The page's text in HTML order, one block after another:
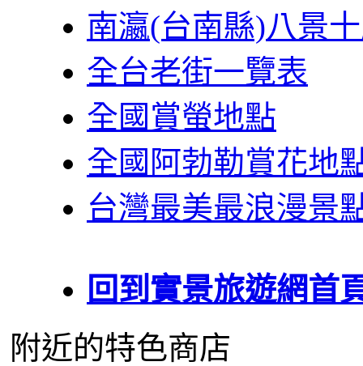
南瀛(台南縣)八景
全台老街一覽表
全國賞螢地點
全國阿勃勒賞花地
台灣最美最浪漫景
回到實景旅遊網首
附近的特色商店